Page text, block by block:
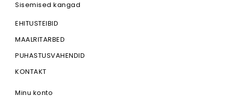
Sisemised kangad
EHITUSTEIBID
MAALRITARBED
PUHASTUSVAHENDID
KONTAKT
Minu konto